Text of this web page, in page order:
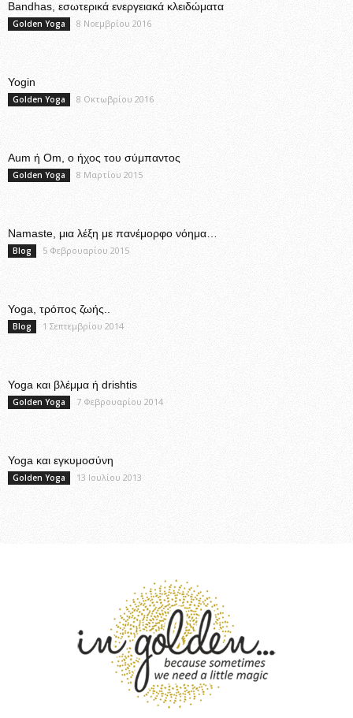
Bandhas, εσωτερικά ενεργειακά κλειδώματα
Golden Yoga 8 Νοεμβρίου 2016
Yogin
Golden Yoga 8 Οκτωβρίου 2016
Aum ή Om, ο ήχος του σύμπαντος
Golden Yoga 8 Μαρτίου 2015
Namaste, μια λέξη με πανέμορφο νόημα…
Blog 5 Φεβρουαρίου 2015
Yoga, τρόπος ζωής..
Blog 1 Σεπτεμβρίου 2014
Yoga και βλέμμα ή drishtis
Golden Yoga 7 Φεβρουαρίου 2014
Yoga και εγκυμοσύνη
Golden Yoga 13 Ιουλίου 2013